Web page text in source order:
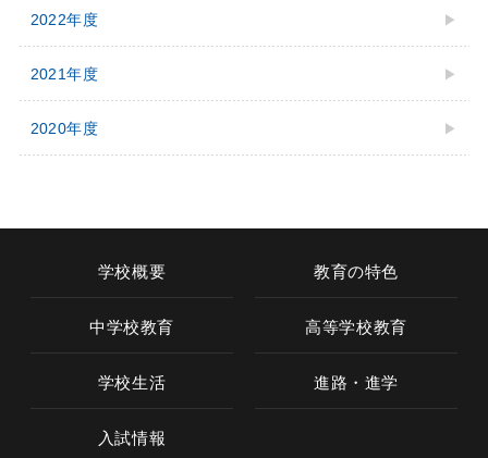
2022年度
2021年度
2020年度
学校概要 教育の特色
中学校教育 高等学校教育
学校生活 進路・進学
入試情報